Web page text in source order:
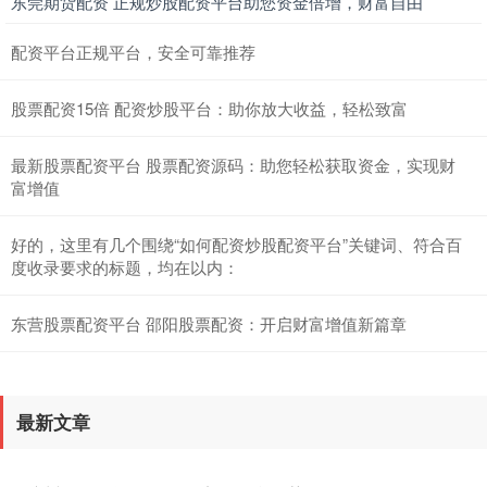
配资平台正规平台，安全可靠推荐
股票配资15倍 配资炒股平台：助你放大收益，轻松致富
最新股票配资平台 股票配资源码：助您轻松获取资金，实现财
富增值
好的，这里有几个围绕“如何配资炒股配资平台”关键词、符合百
度收录要求的标题，均在以内：
东营股票配资平台 邵阳股票配资：开启财富增值新篇章
最新文章